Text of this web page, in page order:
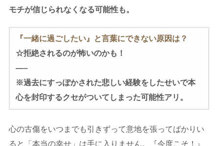
モチが信じられなくなる可能性も。
『一緒に過ごしたい』と言葉にできない原因は？
☆拒絶されるのが怖いのかも！
—–
※過去にすっぽかされた悲しい経験をしたせいで本
心を封印するクセがついてしまった可能性アリ。
心の古傷をいつまでも引きずって意地を張ってばかりい
ると「本当の幸せ」は手に入りません。『今度こそ！』